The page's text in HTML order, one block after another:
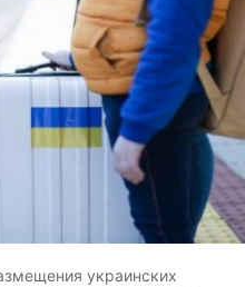
украинских